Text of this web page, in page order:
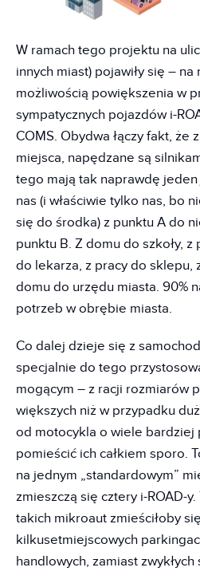
W ramach tego projektu na
innych miast) pojawiły się –
możliwością powiększenia w
sympatycznych pojazdów i-
COMS. Obydwa łączy fakt, że
miejsca, napędzane są
tego mają tak naprawdę
nas (i właściwie tylko nas, bo
się do środka) z punktu A do
punktu B. Z domu do szkoły,
do lekarza, z pracy do sklepu,
domu do urzędu miasta. 90%
potrzeb w obrębie miasta.
Co dalej dzieje się z
specjalnie do tego
mogącym – z racji rozmiarów
większych niż w przypadku
od motocykla o wiele bardziej
pomieścić ich całkiem sporo.
na jednym „standardowym”
zmieszczą się cztery i-ROAD-
takich mikroaut zmieściłoby
kilkusetmiejscowych
handlowych, zamiast